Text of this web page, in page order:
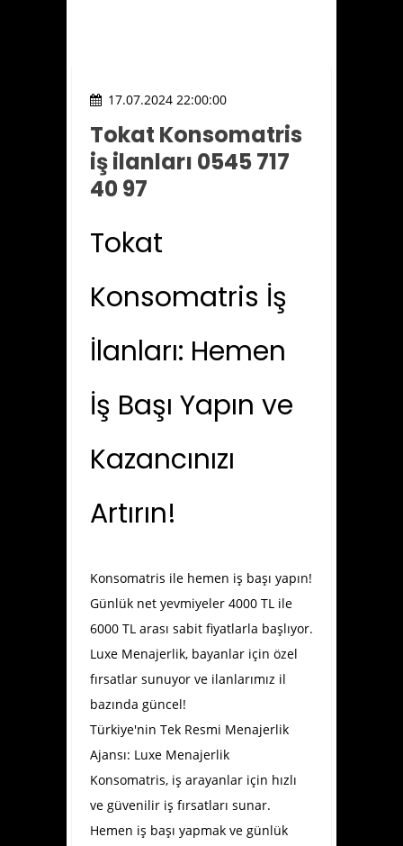
17.07.2024 22:00:00
Tokat Konsomatris
iş ilanları 0545 717
40 97
Tokat
Konsomatris İş
İlanları: Hemen
İş Başı Yapın ve
Kazancınızı
Artırın!
Konsomatris ile hemen iş başı yapın!
Günlük net yevmiyeler 4000 TL ile
6000 TL arası sabit fiyatlarla başlıyor.
Luxe Menajerlik, bayanlar için özel
fırsatlar sunuyor ve ilanlarımız il
bazında güncel!
Türkiye'nin Tek Resmi Menajerlik
Ajansı: Luxe Menajerlik
Konsomatris, iş arayanlar için hızlı
ve güvenilir iş fırsatları sunar.
Hemen iş başı yapmak ve günlük